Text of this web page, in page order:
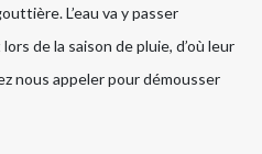
L’eau va y passer
de la saison de pluie, d’où leur
nous appeler pour démousser